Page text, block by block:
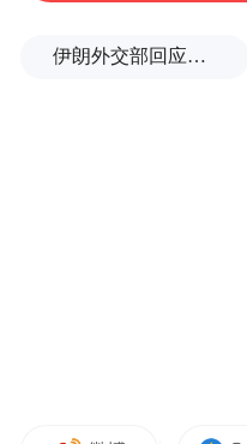
伊朗外交部回应特朗普战利品言论：美需赢得战争，再谈战利品